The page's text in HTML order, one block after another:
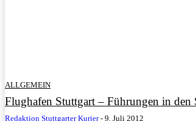
ALLGEMEIN
Flughafen Stuttgart – Führungen in den
Redaktion Stuttgarter Kurier - 9. Juli 2012